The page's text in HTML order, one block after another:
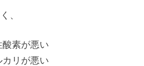
、
酸素が悪い
カリが悪い